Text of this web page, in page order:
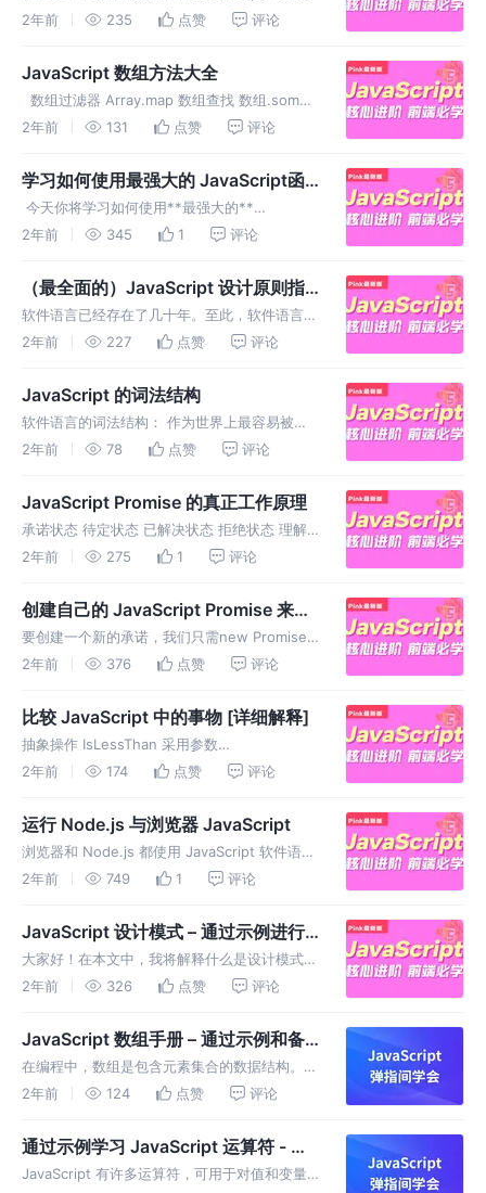
字符串的方法。我还将确保澄清您何时应该使用
2年前 235 点赞 评论
JavaScript 数组方法大全
​ 数组过滤器 Array.map 数组查找 数组.some
数组.every Array.forEach 数组归约 数
2年前 131 点赞 评论
学习如何使用最强大的 JavaScript函
数
​ 今天你将学习如何使用**最强大的**
JavaScript函数，我强烈建议您熟悉、胜任并且
2年前 345 1 评论
（最全面的）JavaScript 设计原则指
南
软件语言已经存在了几十年。至此，软件语言的
生命周期已经被很好地理解了。在任何语言的生
语言社区中的大量开发人员制作和测试的。通过
复合开发人员经验的力量....
2年前 227 点赞 评论
JavaScript 的词法结构
软件语言的词法结构： 作为世界上最容易被误
解的编程语言之一，也是一种具有一些奇怪之处
多关于什么是最佳实践的问题。在这篇博客中，
我们将深入探讨。。。
2年前 78 点赞 评论
JavaScript Promise 的真正工作原理
承诺状态 待定状态 已解决状态 拒绝状态 理解
JavaScript Promise 什么是承诺？ 通常，承诺
来一直是 JavaScript.....
2年前 275 1 评论
创建自己的 JavaScript Promise 来实
现 [From Scratch]
要创建一个新的承诺，我们只需new Promise
像这样使用： 我们传递一个定义 Promise 特定
供 API 来管理和转换价值......
2年前 376 点赞 评论
比较 JavaScript 中的事物 [详细解释]
抽象操作 IsLessThan 采用参数
x（ECMAScript 语言值）、y（ECMAScript 语
2年前 174 点赞 评论
运行 Node.js 与浏览器 JavaScript
浏览器和 Node.js 都使用 JavaScript 软件语言
- 但字面上的运行时环境是不同的。
JavaScript 有许多相似之处
2年前 749 1 评论
JavaScript 设计模式 – 通过示例进行
解释
大家好！在本文中，我将解释什么是设计模式以
及它们为何有用。 目录 什么是设计模式？ 创意
建造者模式 原型模式 结构设计模式 适配器模式
装饰模式 立面图
2年前 326 点赞 评论
JavaScript 数组手册 – 通过示例和备
忘单了解 JS 数组方法如何工作
在编程中，数组是包含元素集合的数据结构。数
组非常有用，因为您可以在单个数组中存储、访
何在 JavaScript 中使用数组。我们将介绍创建
数组时需要遵循的特定
2年前 124 点赞 评论
通过示例学习 JavaScript 运算符 - 逻
辑、比较、三元和更多 JS 运算符
JavaScript 有许多运算符，可用于对值和变量